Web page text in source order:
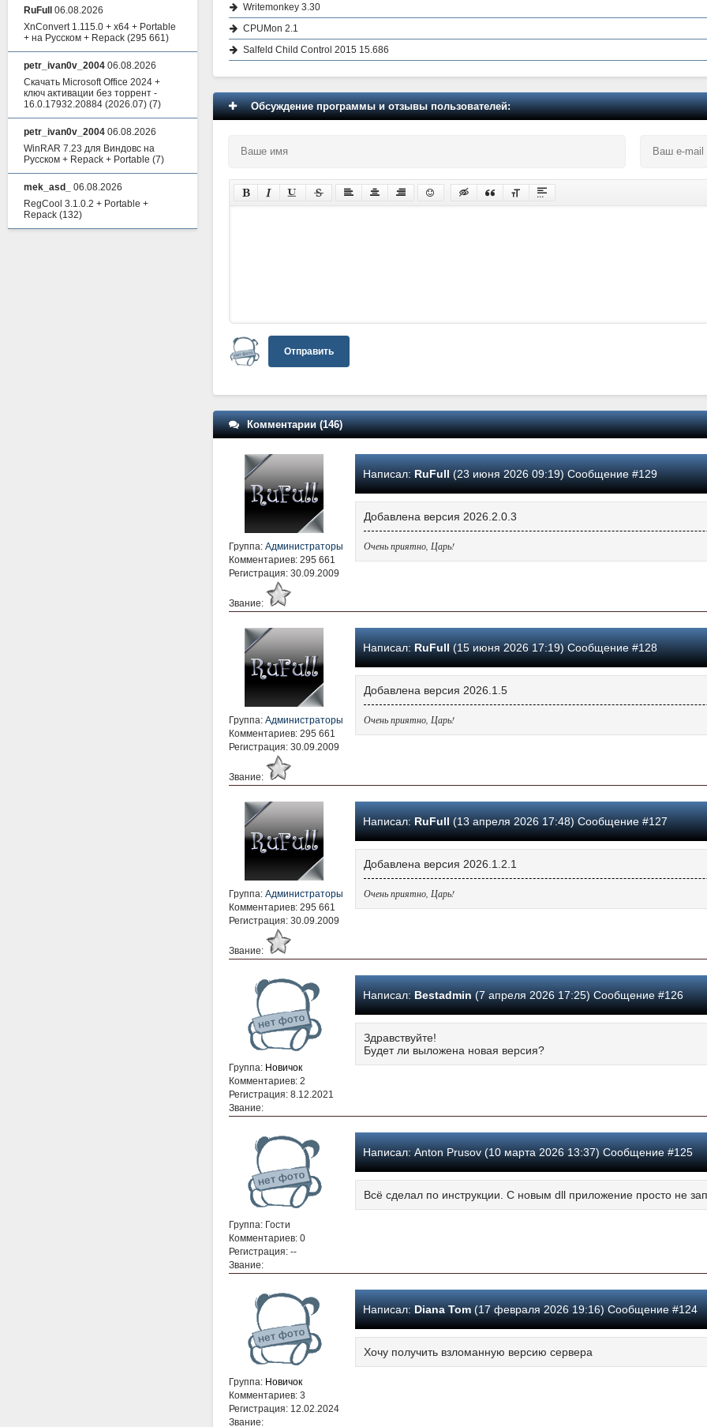
Writemonkey 3.30
CPUMon 2.1
Salfeld Child Control 2015 15.686
Обсуждение программы и отзывы пользователей:
Отправить
Комментарии (146)
Группа: Администраторы
Комментариев: 295 661
Регистрация: 30.09.2009
Звание:
Написал: RuFull(23 июня 2026 09:19) Сообщение #129
Добавлена версия 2026.2.0.3
Очень приятно, Царь!
Группа: Администраторы
Комментариев: 295 661
Регистрация: 30.09.2009
Звание:
Написал: RuFull(15 июня 2026 17:19) Сообщение #128
Добавлена версия 2026.1.5
Очень приятно, Царь!
Группа: Администраторы
Комментариев: 295 661
Регистрация: 30.09.2009
Звание:
Написал: RuFull(13 апреля 2026 17:48) Сообщение #127
Добавлена версия 2026.1.2.1
Очень приятно, Царь!
Группа: Новичок
Комментариев: 2
Регистрация: 8.12.2021
Звание:
Написал: Bestadmin(7 апреля 2026 17:25) Сообщение #126
Здравствуйте!
Будет ли выложена новая версия?
Группа: Гости
Комментариев: 0
Регистрация: --
Звание:
Написал:Anton Prusov (10 марта 2026 13:37) Сообщение #125
Всё сделал по инструкции. С новым dll приложение просто не
Группа: Новичок
Комментариев: 3
Регистрация: 12.02.2024
Звание:
Написал: Diana Tom(17 февраля 2026 19:16) Сообщение #124
Хочу получить взломанную версию сервера
RuFull
06.08.2026
XnConvert 1.115.0 + x64 + Portable
+ на Русском + Repack (295 661)
petr_ivan0v_2004 06.08.2026
Скачать Microsoft Office 2024 +
ключ активации без торрент -
16.0.17932.20884 (2026.07) (7)
petr_ivan0v_2004 06.08.2026
WinRAR 7.23 для Виндовс на
Русском + Repack + Portable (7)
mek_asd_
06.08.2026
RegCool 3.1.0.2 + Portable +
Repack (132)